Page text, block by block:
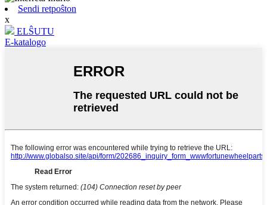
Sendi retpoŝton
x
ELŜUTU
E-katalogo